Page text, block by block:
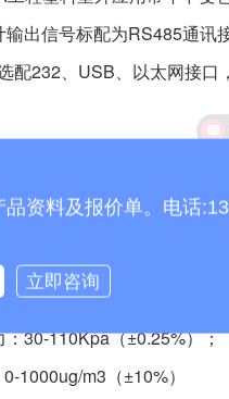
输出信号标配为RS485通讯
配232、USB、以太网接口
线传输模块，最小传输间隔
叶箱传感器技术参数
：-40-60℃（±0.3℃）；
0-100%RH（±3%RH）；
：30-110Kpa（±0.25%）；
1000ug/m3（±10%）
品资料及报价单。电话
立即咨询